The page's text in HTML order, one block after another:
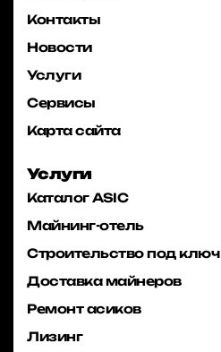
Контакты
Новости
Услуги
Сервисы
Карта сайта
Услуги
Каталог ASIC
Майнинг-отель
Строительство под ключ
Доставка майнеров
Ремонт асиков
Лизинг